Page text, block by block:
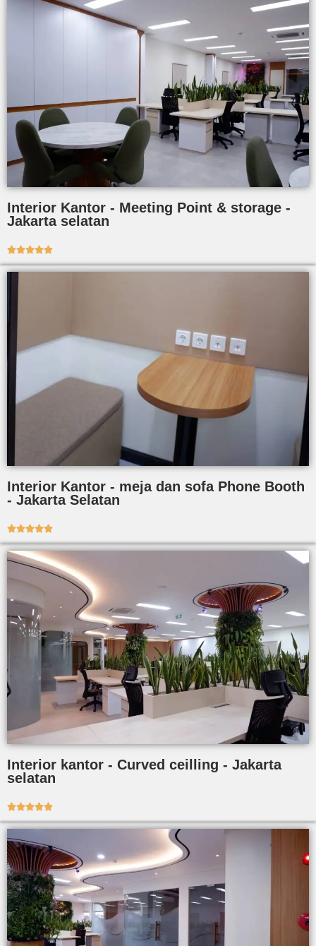
Interior Kantor - Meeting Point & storage -
Jakarta selatan

Interior Kantor - meja dan sofa Phone Booth
- Jakarta Selatan

Interior kantor - Curved ceilling - Jakarta
selatan
